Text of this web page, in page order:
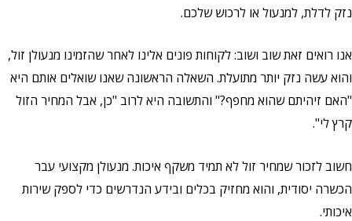
נזק לדלת, למנעול או לרכוש שלכם.
אנו רואים זאת שוב ושוב: לקוחות פונים אלינו לאחר שהזמינו מנעולן זול,
והוא עשה נזק יותר מתועלת. השאלה הראשונה שאנו שואלים אותם היא
"האם זיהיתם שהוא מחפף?" והתשובה היא לרוב "כן, אבל המחיר הזול
קרץ לי".
חשוב לזכור שמחיר זול לא תמיד משקף איכות. מנעולן מקצועי עבר
הכשרה יסודית, והוא מחזיק בכלים ובידע הנדרשים כדי לספק שירות
איכותי.